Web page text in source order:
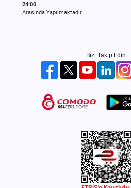
24:00
Arasında Yapılmaktadır
Bizi Takip Edin